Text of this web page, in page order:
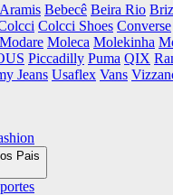
Aramis Bebecê Beira Rio
Colcci Shoes Converse
Modare Moleca Molekinha
Piccadilly Puma QIX
Jeans Usaflex Vans
Pais